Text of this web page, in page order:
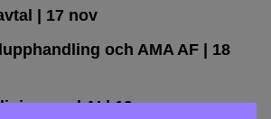
| 17 nov
och AMA AF| 18
med AI| 19 nov